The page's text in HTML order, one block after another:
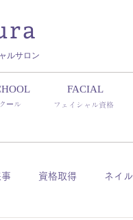
ルサロン
FACIAL
ール フェイシャル資格
資格取得 ネイル